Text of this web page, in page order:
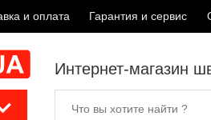
и оплата Гарантия и сервис
Интернет-магазин